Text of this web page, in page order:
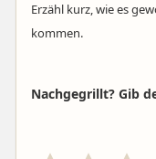
Erzähl kurz, wie es
kommen.
Nachgegrillt? Gib